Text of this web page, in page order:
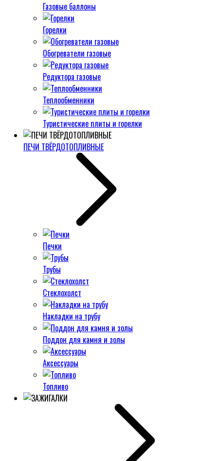
Газовые баллоны
Горелки
Обогреватели газовые
Редуктора газовые
Теплообменники
Туристические плиты и горелки
ПЕЧИ ТВЁРДОТОПЛИВНЫЕ
Печки
Трубы
Стеклохолст
Накладки на трубу
Поддон для камня и золы
Аксессуары
Топливо